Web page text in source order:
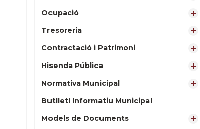
Ocupació
Tresoreria
Contractació i Patrimoni
Hisenda Pública
Normativa Municipal
Butlletí Informatiu Municipal
Models de Documents